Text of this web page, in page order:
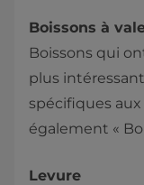
Boissons à
Boissons qui
plus
spécifiques
également «
Levure